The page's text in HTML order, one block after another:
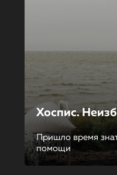
Хоспис.
Пришло время
помощи